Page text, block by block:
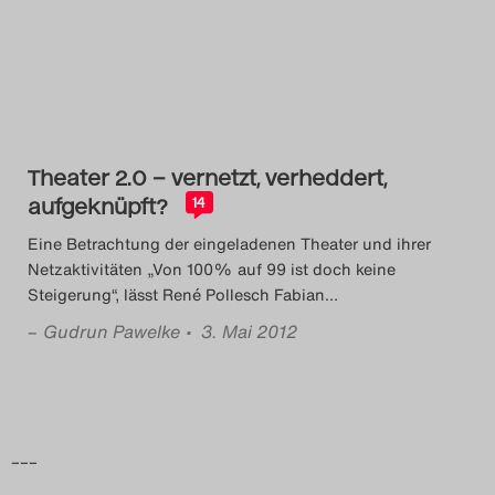
2015
Das Theatertreffen-Blog
2016
Das Theatertreffen-Blog
Theater 2.0 – vernetzt, verheddert,
aufgeknüpft?
14
Eine Betrachtung der eingeladenen Theater und ihrer
Netzaktivitäten „Von 100% auf 99 ist doch keine
Steigerung“, lässt René Pollesch Fabian…
– Gudrun Pawelke • 3. Mai 2012
–––